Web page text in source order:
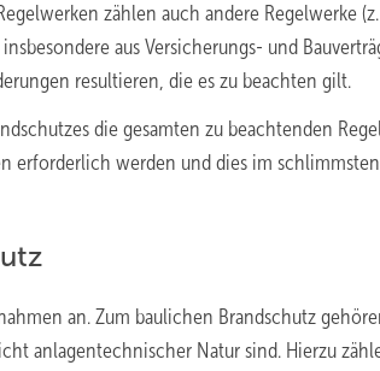
zählen auch andere Regelwerke
aus Versicherungs- und
resultieren, die es zu beachten gilt.
die gesamten zu beachtenden
erforderlich werden und dies im
an. Zum baulichen Brandschutz
anlagentechnischer Natur sind. Hierzu